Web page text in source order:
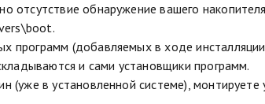
отсутствие обнаружение вашего
программ (добавляемых в ходе
и сами установщики программ.
(уже в установленной системе),